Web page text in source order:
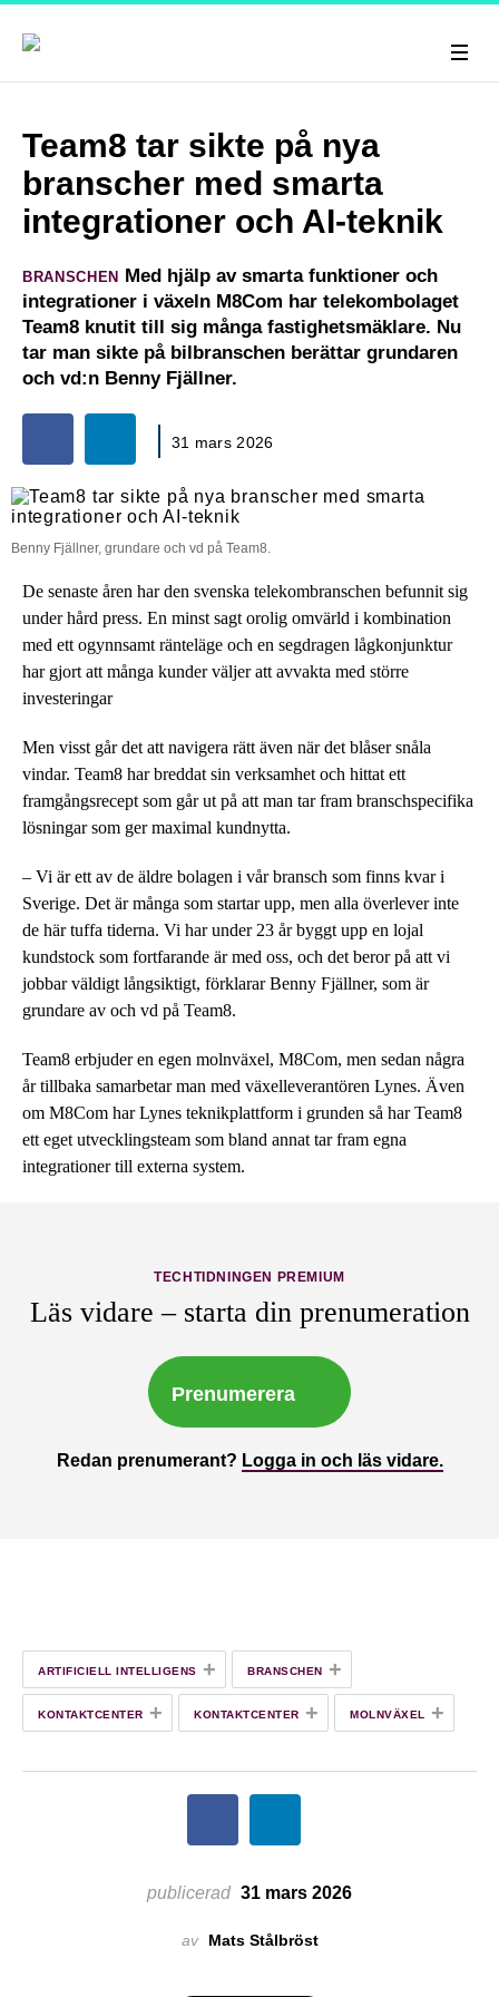
Team8 tar sikte på nya
branscher med smarta
integrationer och AI-teknik
BRANSCHEN Med hjälp av smarta funktioner och
integrationer i växeln M8Com har telekombolaget
Team8 knutit till sig många fastighetsmäklare. Nu
tar man sikte på bilbranschen berättar grundaren
och vd:n Benny Fjällner.
31 mars 2026
Benny Fjällner, grundare och vd på Team8.
De senaste åren har den svenska telekombranschen befunnit sig
under hård press. En minst sagt orolig omvärld i kombination
med ett ogynnsamt ränteläge och en segdragen lågkonjunktur
har gjort att många kunder väljer att avvakta med större
investeringar
Men visst går det att navigera rätt även när det blåser snåla
vindar. Team8 har breddat sin verksamhet och hittat ett
framgångsrecept som går ut på att man tar fram branschspecifika
lösningar som ger maximal kundnytta.
– Vi är ett av de äldre bolagen i vår bransch som finns kvar i
Sverige. Det är många som startar upp, men alla överlever inte
de här tuffa tiderna. Vi har under 23 år byggt upp en lojal
kundstock som fortfarande är med oss, och det beror på att vi
jobbar väldigt långsiktigt, förklarar Benny Fjällner, som är
grundare av och vd på Team8.
Team8 erbjuder en egen molnväxel, M8Com, men sedan några
år tillbaka samarbetar man med växelleverantören Lynes. Även
om M8Com har Lynes teknikplattform i grunden så har Team8
ett eget utvecklingsteam som bland annat tar fram egna
integrationer till externa system.
TECHTIDNINGEN PREMIUM
Läs vidare – starta din prenumeration
Prenumerera
Redan prenumerant? Logga in och läs vidare.
ARTIFICIELL INTELLIGENS + BRANSCHEN +
KONTAKTCENTER + KONTAKTCENTER + MOLNVÄXEL +
publicerad 31 mars 2026
av Mats Stålbröst